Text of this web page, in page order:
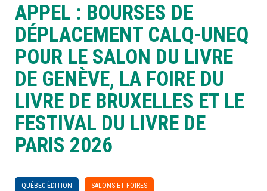
À LA POINTE DE LA PROFESSION
À PROPOS DEVENIR MEMBRE NOUS JOINDRE
APPEL : BOURSES DE
DÉPLACEMENT CALQ-UNEQ
POUR LE SALON DU LIVRE
DE GENÈVE, LA FOIRE DU
LIVRE DE BRUXELLES ET LE
FESTIVAL DU LIVRE DE
PARIS 2026
QUÉBEC ÉDITION SALONS ET FOIRES